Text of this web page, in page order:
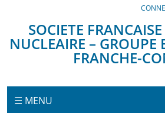
SOCIETE FRANCAISE
NUCLEAIRE – GROUPE
FRANCHE-
Menu
☰ MENU
Panneau de gestion des cookies